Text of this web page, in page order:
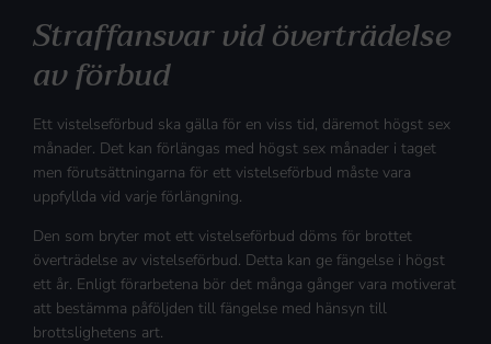
Straffansvar vid överträdelse
av förbud
Ett vistelseförbud ska gälla för en viss tid, däremot högst sex
månader. Det kan förlängas med högst sex månader i taget
men förutsättningarna för ett vistelseförbud måste vara
uppfyllda vid varje förlängning.
Den som bryter mot ett vistelseförbud döms för brottet
överträdelse av vistelseförbud. Detta kan ge fängelse i högst
ett år. Enligt förarbetena bör det många gånger vara motiverat
att bestämma påföljden till fängelse med hänsyn till
brottslighetens art.